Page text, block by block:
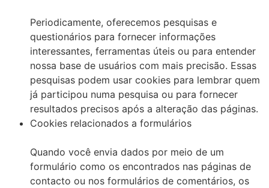
Periodicamente, oferecemos pesquisas e
questionários para fornecer informações
interessantes, ferramentas úteis ou para entender
nossa base de usuários com mais precisão. Essas
pesquisas podem usar cookies para lembrar quem
já participou numa pesquisa ou para fornecer
resultados precisos após a alteração das páginas.
Cookies relacionados a formulários
Quando você envia dados por meio de um
formulário como os encontrados nas páginas de
contacto ou nos formulários de comentários, os